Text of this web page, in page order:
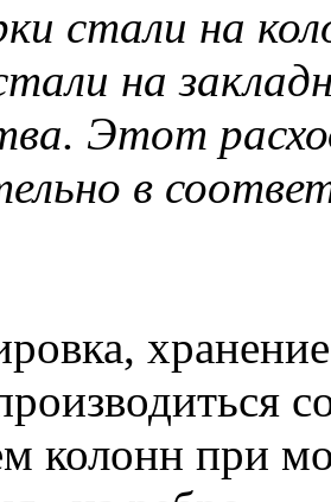
стали на
на
Этот
в
при